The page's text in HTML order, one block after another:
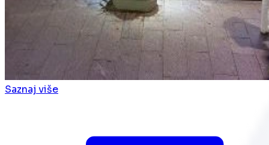
Saznaj više